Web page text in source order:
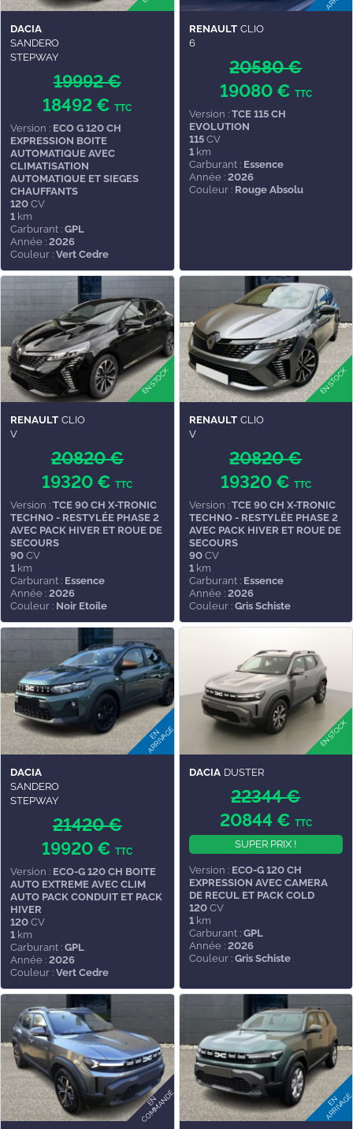
DACIA
SANDERO
STEPWAY
19992 €
18492 €TTC
Version : ECO G 120 CH
EXPRESSION BOITE
AUTOMATIQUE AVEC
CLIMATISATION
AUTOMATIQUE ET SIEGES
CHAUFFANTS
120 CV
1 km
Carburant : GPL
Année : 2026
Couleur : Vert Cedre
RENAULT CLIO
6
20580 €
19080 € TTC
Version : TCE 115 CH
EVOLUTION
115CV
1km
Carburant : Essence
Année : 2026
Couleur : Rouge Absolu
RENAULT CLIO
V
20820 €
19320 €TTC
Version : TCE 90 CH X-TRONIC
TECHNO - RESTYLÉE PHASE 2
AVEC PACK HIVER ET ROUE DE
SECOURS
90 CV
1 km
Carburant : Essence
Année : 2026
Couleur : Noir Etoile
RENAULT CLIO
V
20820 €
19320 € TTC
Version : TCE 90 CH X-TRONIC
TECHNO - RESTYLÉE PHASE 2
AVEC PACK HIVER ET ROUE DE
SECOURS
90CV
1km
Carburant : Essence
Année : 2026
Couleur : Gris Schiste
DACIA
SANDERO
STEPWAY
21420 €
19920 €TTC
Version : ECO-G 120 CH BOITE
AUTO EXTREME AVEC CLIM
AUTO PACK CONDUIT ET PACK
HIVER
120 CV
1 km
Carburant : GPL
Année : 2026
Couleur : Vert Cedre
DACIA DUSTER
22344 €
20844 € TTC
SUPER PRIX !
Version : ECO-G 120 CH
EXPRESSION AVEC CAMERA
DE RECUL ET PACK COLD
120CV
1km
Carburant : GPL
Année : 2026
Couleur : Gris Schiste